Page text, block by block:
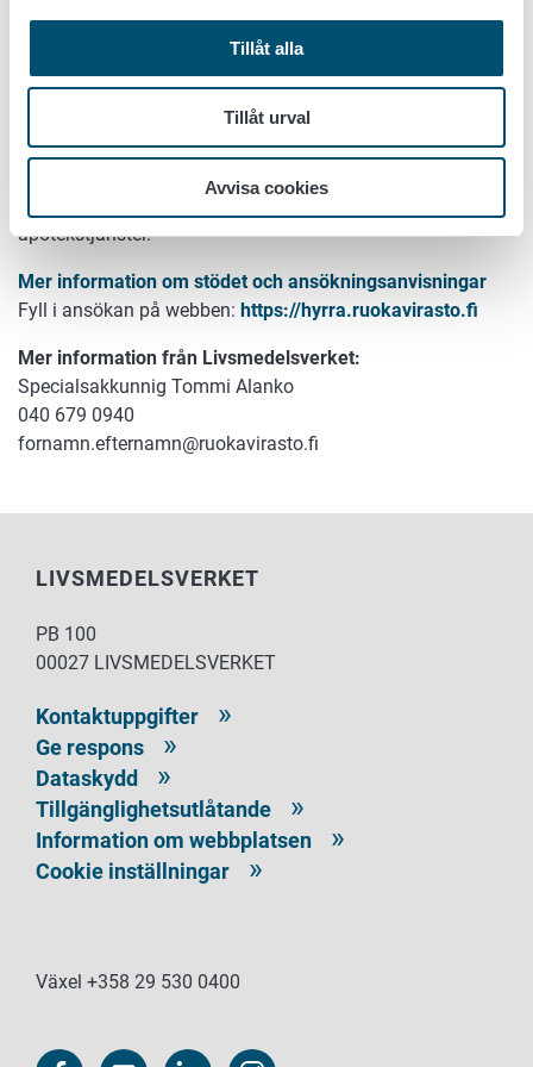
Tillåt alla
Tillåt urval
Avvisa cookies
Bybutiksstödet är ett stöd som är avsett för
dagligvarubutiker på landsbygden och som syftar till att
främja tillgången till tjänster. Bybutikerna är viktiga för
såväl fast bosatta som stugägare och andra turister. Utöver
dagligvarutjänsterna erbjuder de till exempel
apotekstjänster.
Mer information om stödet och ansökningsanvisningar
Fyll i ansökan på webben: https://hyrra.ruokavirasto.fi
Mer information från Livsmedelsverket:
Specialsakkunnig Tommi Alanko
040 679 0940
fornamn.efternamn@ruokavirasto.fi
LIVSMEDELSVERKET
PB 100
00027 LIVSMEDELSVERKET
Kontaktuppgifter
Ge respons
Dataskydd
Tillgänglighetsutlåtande
Information om webbplatsen
Cookie inställningar
Växel +358 29 530 0400